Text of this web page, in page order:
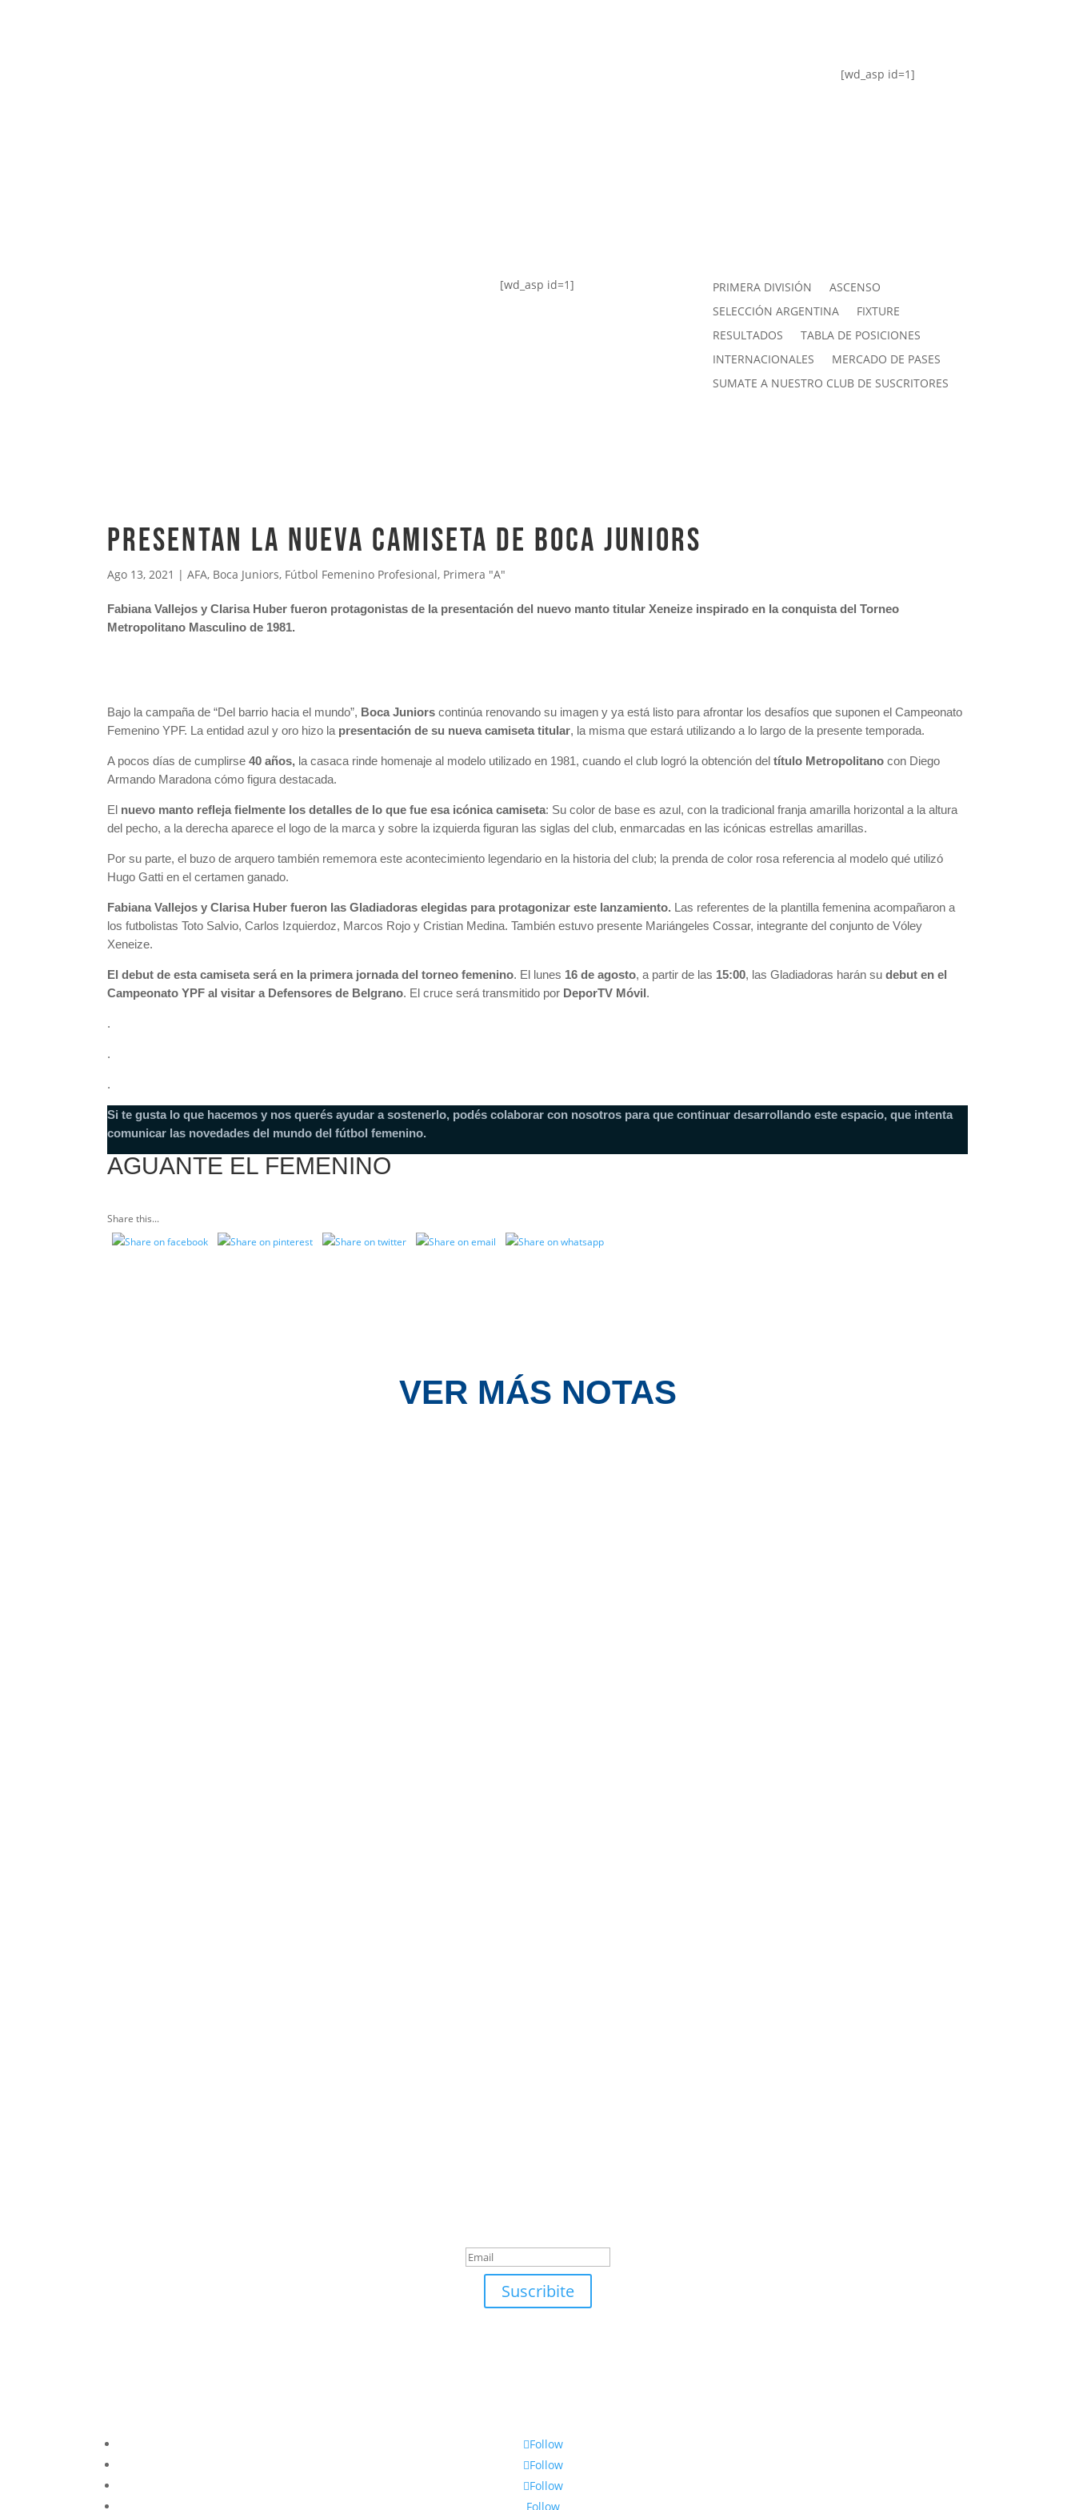
[wd_asp id=1]
[wd_asp id=1] PRIMERA DIVISIÓN
ASCENSO
SELECCIÓN ARGENTINA
FIXTURE
RESULTADOS
TABLA DE POSICIONES
INTERNACIONALES
MERCADO DE PASES
SUMATE A NUESTRO CLUB DE SUSCRITORES
Presentan la nueva camiseta de Boca Juniors
Ago 13, 2021 |AFA, Boca Juniors, Fútbol Femenino Profesional, Primera "A"
Fabiana Vallejos y Clarisa Huber fueron protagonistas de la presentación del nuevo mantotitular Xeneize inspirado en la conquista del Torneo
Metropolitano Masculino de 1981.
Bajo la campaña de “Del barrio hacia el mundo”, Boca Juniors continúa renovando su imagen y ya está listo para afrontar los desafíos que suponen el Campeonato
Femenino YPF. La entidad azul y oro hizo la presentación de su nueva camiseta titular, la misma que estará utilizando a lo largo de la presente temporada.
A pocos días de cumplirse40 años, la casaca rinde homenaje al modelo utilizado en 1981, cuando el club logró la obtención deltítulo Metropolitano con Diego
Armando Maradona cómo figura destacada.
El nuevo manto refleja fielmente los detalles de lo que fue esa icónica camiseta: Su color de base es azul, con la tradicional franja amarilla horizontal a la altura
del pecho, a la derecha aparece el logo de la marca y sobre la izquierda figuran las siglas del club, enmarcadas en las icónicas estrellas amarillas.
Por su parte, el buzo de arquero también rememora este acontecimiento legendario en la historia del club; la prenda de color rosa referencia al modelo qué utilizó
Hugo Gatti en el certamen ganado.
Fabiana Vallejos y Clarisa Huber fueron las Gladiadoras elegidas para protagonizar este lanzamiento. Las referentes de la plantilla femenina acompañaron a
los futbolistas Toto Salvio, Carlos Izquierdoz, Marcos Rojo y Cristian Medina. También estuvo presente Mariángeles Cossar, integrante del conjunto de Vóley
Xeneize.
El debut de esta camiseta será en la primera jornada del torneo femenino. El lunes 16 de agosto, a partir de las 15:00, las Gladiadoras harán sudebut en el
Campeonato YPF al visitar a Defensores de Belgrano. El cruce será transmitido por DeporTV Móvil.
.
.
.
Si te gusta lo que hacemos y nos querés ayudar a sostenerlo, podés colaborar con nosotros para que continuar desarrollando este espacio, que intenta
comunicar las novedades del mundo del fútbol femenino.
AGUANTE EL FEMENINO
Share this...
VER MÁS NOTAS
Suscribite
Follow
Follow
Follow
Follow